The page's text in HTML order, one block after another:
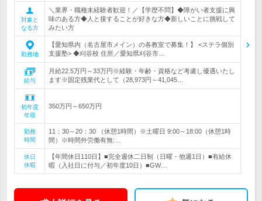
対象と
なる方
＼業界・職種未経験者歓迎！／【学歴不問】◆障がい者支援に興
味のある方◆人と接することが好きな方◆新しいことに挑戦して
みたい方
勤務地
【愛知県内（名古屋市メイン）の各教室で募集！】 <ステラ個別
支援塾> ◆刈谷校 住所／愛知県刈谷市…
給与
月給22.5万円～33万円※経験・年齢・資格など考慮し優遇いたし
ます※固定残業代として（28,973円～41,045…
初年度
年収
350万円～650万円
勤務
時間
11：30～20：30 （休憩1時間）※土曜日 9:00～18:00（休憩1時
間）※時間外労働有無:…
休日
休暇
【年間休日110日】■完全週休二日制（日曜・他週1日）■有給休
暇（入社日に付与／初年度10日）■GW…